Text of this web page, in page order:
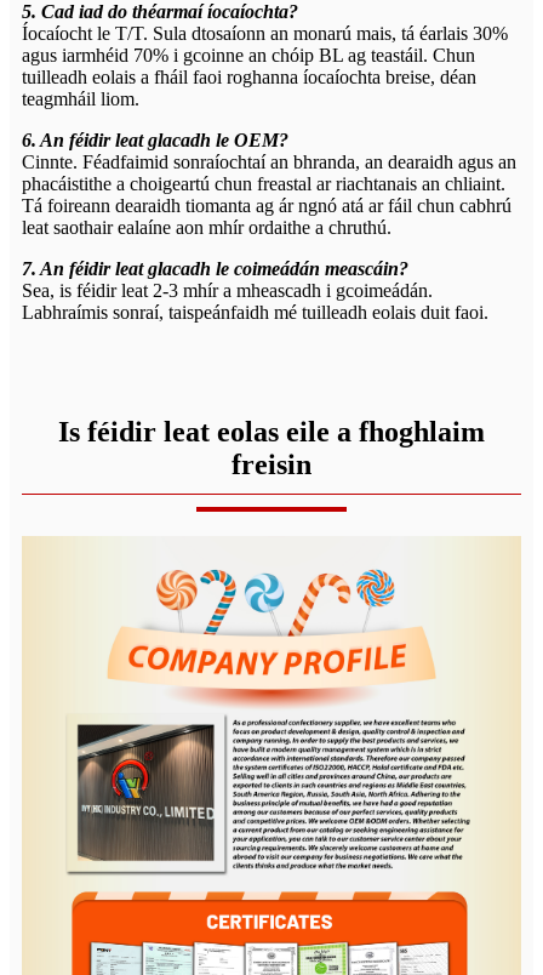
5. Cad iad do théarmaí íocaíochta?
Íocaíocht le T/T. Sula dtosaíonn an monarú mais, tá éarlais 30%
agus iarmhéid 70% i gcoinne an chóip BL ag teastáil. Chun
tuilleadh eolais a fháil faoi roghanna íocaíochta breise, déan
teagmháil liom.
6. An féidir leat glacadh le OEM?
Cinnte. Féadfaimid sonraíochtaí an bhranda, an dearaidh agus an
phacáistithe a choigeartú chun freastal ar riachtanais an chliaint.
Tá foireann dearaidh tiomanta ag ár ngnó atá ar fáil chun cabhrú
leat saothair ealaíne aon mhír ordaithe a chruthú.
7. An féidir leat glacadh le coimeádán meascáin?
Sea, is féidir leat 2-3 mhír a mheascadh i gcoimeádán.
Labhraímis sonraí, taispeánfaidh mé tuilleadh eolais duit faoi.
Is féidir leat eolas eile a fhoghlaim
freisin